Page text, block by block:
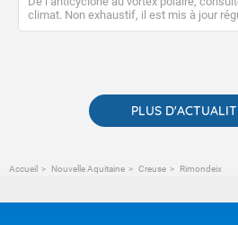
climat. Non exhaustif, il est mis à jour
publications. Vous y trouverez
PLUS
Accueil Nouvelle Aquitaine Creuse Rimondeix